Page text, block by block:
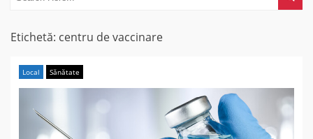
Etichetă: centru de vaccinare
Local Sănătate